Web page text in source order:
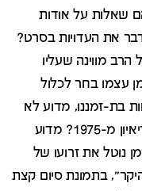
שאלות על אודות
את העדויות בסרט?
מווינה שעליו
עצמו בחר לכלול
בת-זמננו, מדוע לא
לנצל זאת כדי "לתחקר מחדש" את הריאיון מ-1975? מדוע
נוטל את זרועו של
בתמונת סיום קצת